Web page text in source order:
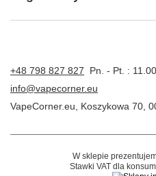
+48 798 827 827
Pn. - Pt. :
info@vapecorner.eu
VapeCorner.eu
Koszykowa 70
W sklepie
Stawki VAT dla